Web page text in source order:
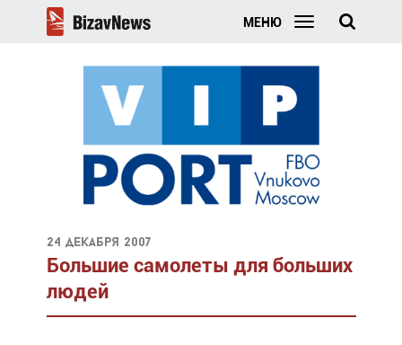
МЕНЮ
24 декабря 2007
Большие самолеты для больших
людей